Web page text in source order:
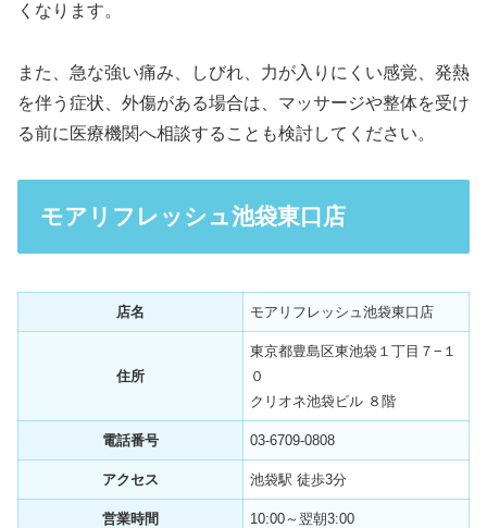
くなります。
また、急な強い痛み、しびれ、力が入りにくい感覚、発熱
を伴う症状、外傷がある場合は、マッサージや整体を受け
る前に医療機関へ相談することも検討してください。
モアリフレッシュ池袋東口店
店名 モアリフレッシュ池袋東口店
住所
東京都豊島区東池袋１丁目７−１
０
クリオネ池袋ビル ８階
電話番号 03-6709-0808
アクセス 池袋駅 徒歩3分
営業時間 10:00～翌朝3:00